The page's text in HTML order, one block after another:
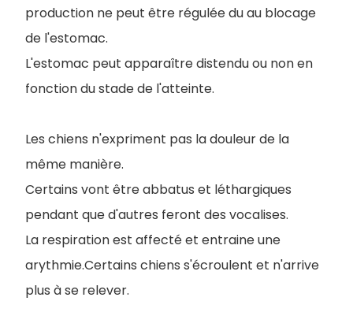
production ne peut être régulée du au blocage
de l'estomac.
L'estomac peut apparaître distendu ou non en
fonction du stade de l'atteinte.
Les chiens n'expriment pas la douleur de la
même manière.
Certains vont être abbatus et léthargiques
pendant que d'autres feront des vocalises.
La respiration est affecté et entraine une
arythmie.Certains chiens s'écroulent et n'arrive
plus à se relever.